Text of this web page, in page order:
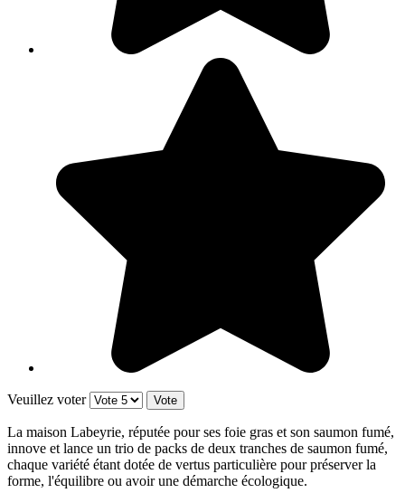
Veuillez voter
La maison Labeyrie, réputée pour ses foie gras et son saumon fumé,
innove et lance un trio de packs de deux tranches de saumon fumé,
chaque variété étant dotée de vertus particulière pour préserver la
forme, l'équilibre ou avoir une démarche écologique.